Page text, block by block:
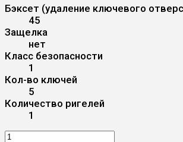
Бэксет (удаление ключевого
45
Защелка
нет
Класс безопасности
1
Кол-во ключей
5
Количество ригелей
1